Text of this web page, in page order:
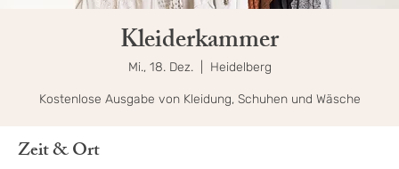
Kleiderkammer
Mi., 18. Dez.
  |
Heidelberg
Kostenlose Ausgabe von Kleidung, Schuhen und Wäsche
Zeit & Ort